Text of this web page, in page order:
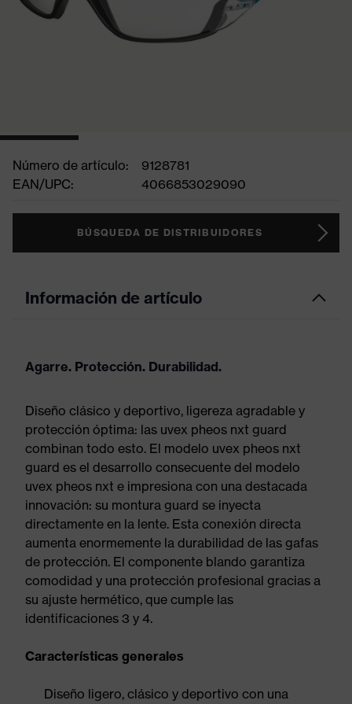
Número de artículo:
9128781
EAN/UPC:
4066853029090
BÚSQUEDA DE DISTRIBUIDORES
Información de artículo
Agarre. Protección. Durabilidad.
Diseño clásico y deportivo, ligereza agradable y
protección óptima: las uvex pheos nxt guard
combinan todo esto. El modelo uvex pheos nxt
guard es el desarrollo consecuente del modelo
uvex pheos nxt e impresiona con una destacada
innovación: su montura guard se inyecta
directamente en la lente. Esta conexión directa
aumenta enormemente la durabilidad de las gafas
de protección. El componente blando garantiza
comodidad y una protección profesional gracias a
su ajuste hermético, que cumple las
identificaciones 3 y 4.
Características generales
Diseño ligero, clásico y deportivo con una